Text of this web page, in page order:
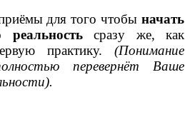
для того чтобы начать
сразу же, как
практику. (Понимание
перевернёт Ваше